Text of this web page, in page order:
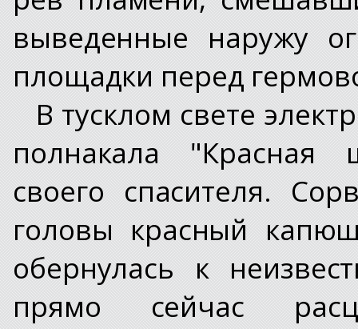
выведенные наружу
площадки перед
В тусклом свете
полнакала "Красная
своего спасителя.
головы красный
обернулась к
прямо сейчас